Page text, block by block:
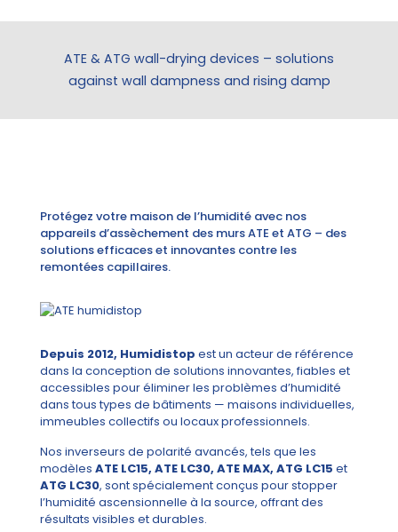
ATE & ATG wall-drying devices – solutions
against wall dampness and rising damp
Protégez votre maison de l’humidité avec nos
appareils d’assèchement des murs ATE et ATG – des
solutions efficaces et innovantes contre les
remontées capillaires.
Depuis 2012, Humidistop est un acteur de référence
dans la conception de solutions innovantes, fiables et
accessibles pour éliminer les problèmes d’humidité
dans tous types de bâtiments — maisons individuelles,
immeubles collectifs ou locaux professionnels.
Nos inverseurs de polarité avancés, tels que les
modèles ATE LC15, ATE LC30, ATE MAX, ATG LC15 et
ATG LC30, sont spécialement conçus pour stopper
l’humidité ascensionnelle à la source, offrant des
résultats visibles et durables.